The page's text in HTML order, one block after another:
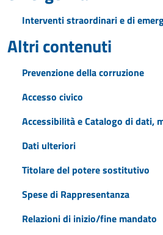
Interventi straordinari e di
Altri contenuti
Prevenzione della corruzione
Accesso civico
Accessibilità e Catalogo di dati,
Dati ulteriori
Titolare del potere sostitutivo
Spese di Rappresentanza
Relazioni di inizio/fine mandato